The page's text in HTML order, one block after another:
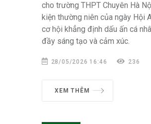
cho trường THPT Chuyên Hà
kiện thường niên của ngày Hội
cơ hội khẳng định dấu ấn cá
đầy sáng tạo và cảm xúc.
28/05/2026 16:46 236
XEM THÊM